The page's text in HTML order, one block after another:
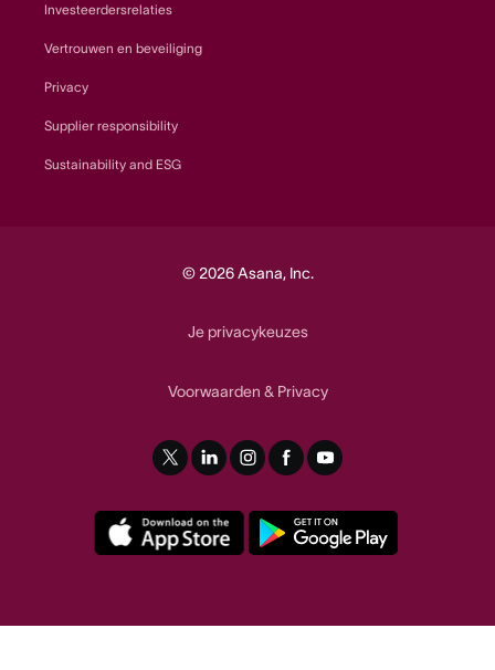
Investeerdersrelaties
Vertrouwen en beveiliging
Privacy
Supplier responsibility
Sustainability and ESG
© 2026 Asana, Inc.
Je privacykeuzes
Voorwaarden & Privacy